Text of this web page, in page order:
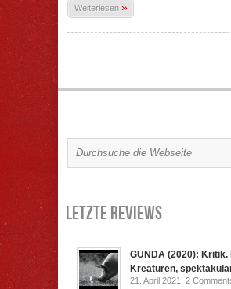
Weiterlesen »
Letzte Reviews
GUNDA (2020): Kritik.
Kreaturen,
21. April 2021, 2